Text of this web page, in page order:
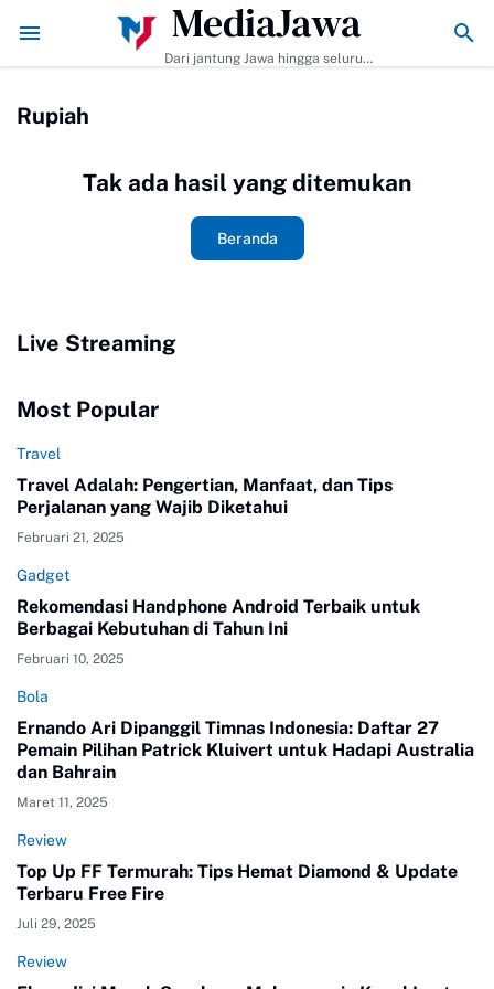
dan Tips Agar Bumbunya Meresap Sempurna! Ekonomi Bisnis
MediaJawa
Dari jantung Jawa hingga seluruh
Rupiah
Tak ada hasil yang ditemukan
Beranda
Live Streaming
Most Popular
Travel
Travel Adalah: Pengertian, Manfaat, dan Tips
Perjalanan yang Wajib Diketahui
Februari 21, 2025
Gadget
Rekomendasi Handphone Android Terbaik untuk
Berbagai Kebutuhan di Tahun Ini
Februari 10, 2025
Bola
Ernando Ari Dipanggil Timnas Indonesia: Daftar 27
Pemain Pilihan Patrick Kluivert untuk Hadapi Australia
dan Bahrain
Maret 11, 2025
Review
Top Up FF Termurah: Tips Hemat Diamond & Update
Terbaru Free Fire
Juli 29, 2025
Review